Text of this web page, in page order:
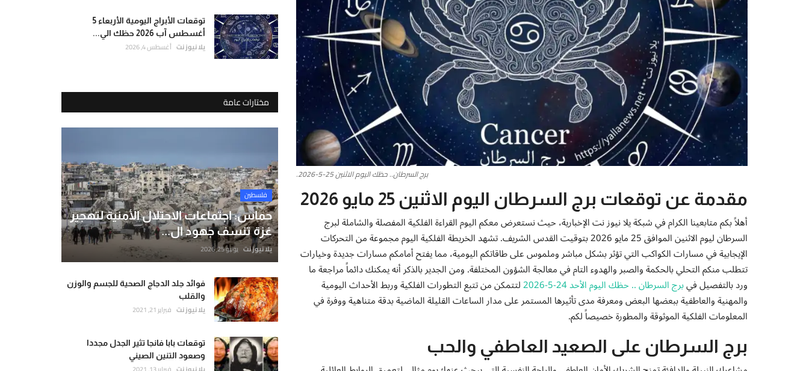
برج السرطان.. حظك اليوم الاثنين 25-5-2026.
مقدمة عن توقعات برج السرطان اليوم الاثنين 25 مايو 2026
أهلاً بكم متابعينا الكرام في شبكة يلا نيوز نت الإخبارية، حيث نستعرض معكم اليوم القراءة الفلكية المفصلة والشاملة لبرج
السرطان ليوم الاثنين الموافق 25 مايو 2026 بتوقيت القدس الشريف. تشهد الخريطة الفلكية اليوم مجموعة من التحركات
الإيجابية في مسارات الكواكب التي تؤثر بشكل مباشر وملموس على طاقاتكم اليومية، مما يفتح أمامكم مسارات جديدة وخيارات
تتطلب منكم التحلي بالحكمة والصبر والهدوء التام في معالجة الشؤون المختلفة. ومن الجدير بالذكر أنه يمكنك دائماً مراجعة ما
ورد بالتفصيل فيبرج السرطان .. حظك اليوم الأحد 24-5-2026
لتتمكن من تتبع التطورات الفلكية وربط الأحداث اليومية
والمهنية والعاطفية ببعضها البعض ومعرفة مدى تأثيرها المستمر على مدار الساعات القليلة الماضية بدقة متناهية ووفرة في
المعلومات الفلكية الموثوقة والمطورة خصيصاً لكم.
برج السرطان على الصعيد العاطفي والحب
توقعات الأبراج اليومية الأربعاء 5
أغسطس آب 2026 حظك الي...
يلا نيوز نت أغسطس 4, 2026
مختارات عامة
فلسطين
حماس: اجتماعات الاحتلال الأمنية لتهجير
غزة تنسف جهود ال...
يلا نيوز نت يونيو 25, 2026
فوائد جلد الدجاج الصحية للجسم والوزن
والقلب
يلا نيوز نت فبراير 21, 2021
توقعات بابا فانجا تثير الجدل مجددا
وصعود التنين الصيني